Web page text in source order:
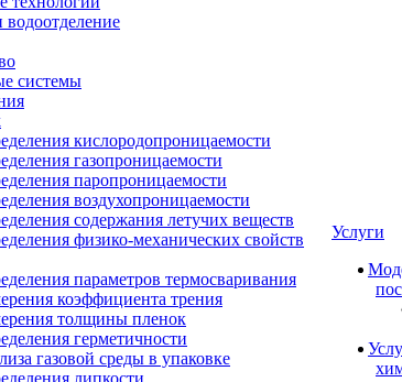
системы
кислородопроницаемости
газопроницаемости
паропроницаемости
воздухопроницаемости
содержания летучих веществ
физико-механических свойств
параметров термосваривания
коэффициента трения
толщины пленок
герметичности
газовой среды в упаковке
липкости
Услуги